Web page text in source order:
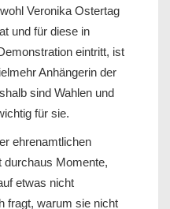
Veronika Ostertag
und für diese in
eintritt, ist
Anhängerin der
sind Wahlen und
für sie.
ehrenamtlichen
durchaus Momente,
etwas nicht
fragt, warum sie nicht